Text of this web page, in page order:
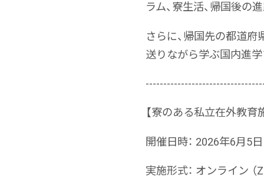
ラム、寮生活、帰国後の
さらに、帰国先の都道
送りながら学ぶ国内進学
【寮のある私立在外教
開催日時： 2026年6月5
実施形式： オンライン